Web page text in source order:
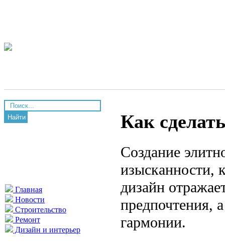
Найти
Главная
Новости
Строительство
Ремонт
Дизайн и интерьер
Как
Создание
изысканности,
дизайн
предпочтения,
гармонии.